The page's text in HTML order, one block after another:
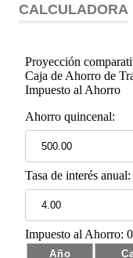
CALCULADORA